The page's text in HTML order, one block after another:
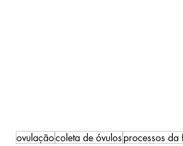
ovulaçãocoleta de óvulos processos da